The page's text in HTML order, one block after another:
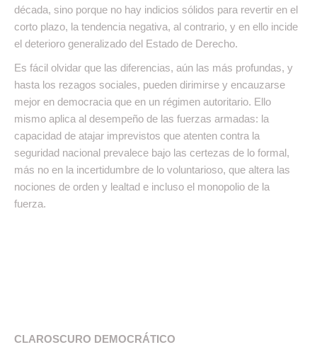
década, sino porque no hay indicios sólidos para revertir en el
corto plazo, la tendencia negativa, al contrario, y en ello incide
el deterioro generalizado del Estado de Derecho.
Es fácil olvidar que las diferencias, aún las más profundas, y
hasta los rezagos sociales, pueden dirimirse y encauzarse
mejor en democracia que en un régimen autoritario. Ello
mismo aplica al desempeño de las fuerzas armadas: la
capacidad de atajar imprevistos que atenten contra la
seguridad nacional prevalece bajo las certezas de lo formal,
más no en la incertidumbre de lo voluntarioso, que altera las
nociones de orden y lealtad e incluso el monopolio de la
fuerza.
CLAROSCURO DEMOCRÁTICO